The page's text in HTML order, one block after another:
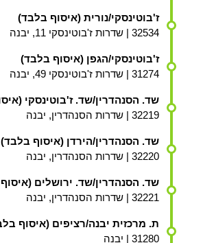
ז'בוטינסקי/נורית (איסוף בלבד)
32534 | שדרות ז'בוטינסקי 11, יבנה
ז'בוטינסקי/הגפן (איסוף בלבד)
31274 | שדרות ז'בוטינסקי 49, יבנה
שד. הסנהדרין/שד. ז'בוטינסקי
32219 | שדרות הסנהדרין, יבנה
שד. הסנהדרין/הירדן (איסוף בלבד)
32220 | שדרות הסנהדרין, יבנה
שד. הסנהדרין/שד. ירושלים
32221 | שדרות הסנהדרין, יבנה
ת. מרכזית יבנה/רציפים (איסוף
31280 | יבנה